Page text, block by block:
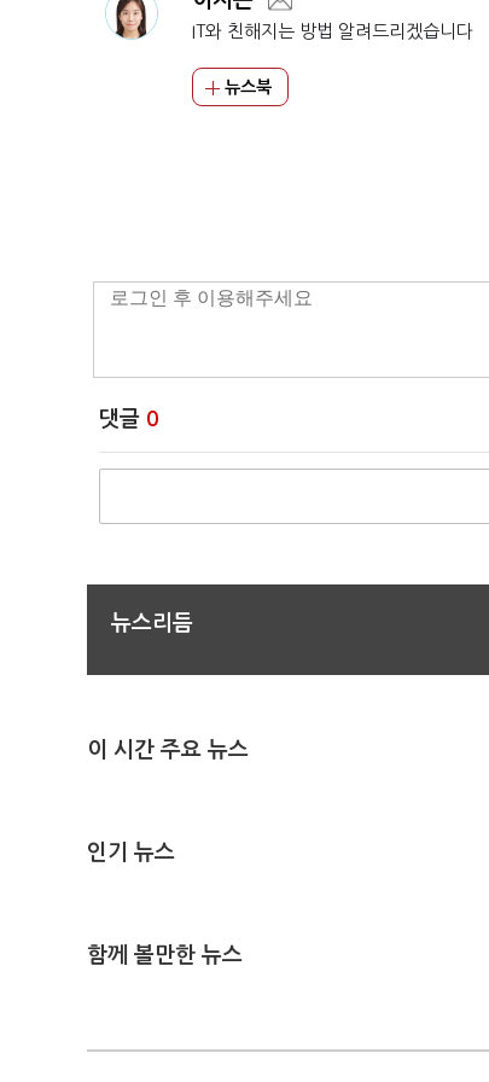
IT와 친해지는 방법 알려드리겠습니다
뉴스북
댓글 0
뉴스리듬
이 시간 주요 뉴스
인기 뉴스
함께 볼만한 뉴스